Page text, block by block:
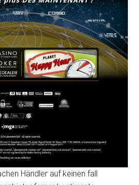
Händler auf keinen fall